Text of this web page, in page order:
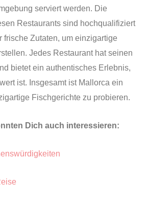
serviert werden. Die
Restaurants sind hochqualifiziert
frische Zutaten, um einzigartige
Jedes Restaurant hat seinen
bietet ein authentisches Erlebnis,
ist. Insgesamt ist Mallorca ein
Fischgerichte zu probieren.
Dich auch interessieren: